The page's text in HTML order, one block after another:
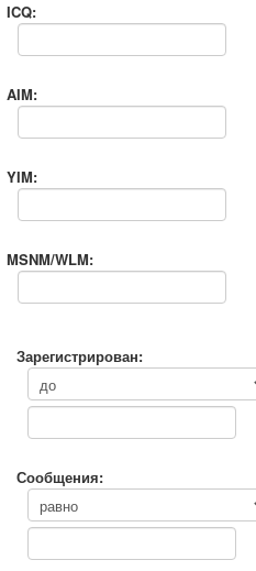
ICQ:
AIM:
YIM:
MSNM/WLM:
Зарегистрирован:
Сообщения: